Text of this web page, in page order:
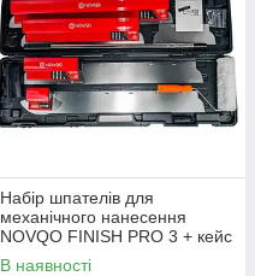
Набір шпателів для
механічного нанесення
NOVQO FINISH PRO 3 + кейс
(NQ05-1)
В наявності